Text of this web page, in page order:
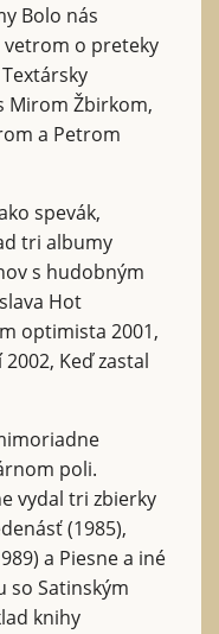
Bolo nás
vetrom o preteky
Mirom Žbirkom,
a Petrom
spevák,
tri albumy
s hudobným
Hot
optimista 2001,
Keď zastal
poli.
vydal tri zbierky
(1985),
a Piesne a iné
so Satinským
knihy